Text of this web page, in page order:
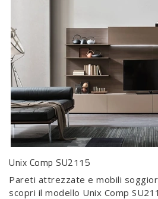
Unix Comp SU2115
Pareti attrezzate e mobili
scopri il modello Unix Comp